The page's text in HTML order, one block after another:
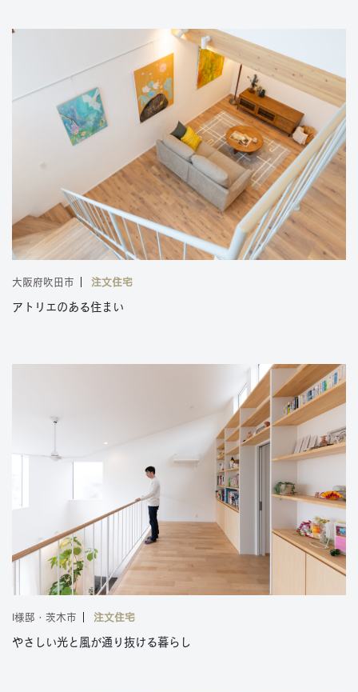
大阪府吹田市 注文住宅
アトリエのある住まい
I様邸・茨木市 注文住宅
やさしい光と風が通り抜ける暮らし